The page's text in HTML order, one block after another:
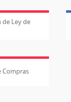
Ley de
Compras